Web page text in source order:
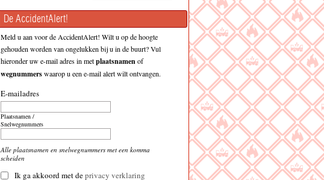
De AccidentAlert!
Meld u aan voor de AccidentAlert! Wilt u op de hoogte
gehouden worden van ongelukken bij u in de buurt? Vul
hieronder uw e-mail adres in metplaatsnamenof
wegnummerswaarop u een e-mail alert wilt ontvangen.
E-mailadres
Plaatsnamen /
Snelwegnummers
Alle plaatsnamen en snelwegnummers met een komma
scheiden
Ik ga akkoord met deprivacy verklaring